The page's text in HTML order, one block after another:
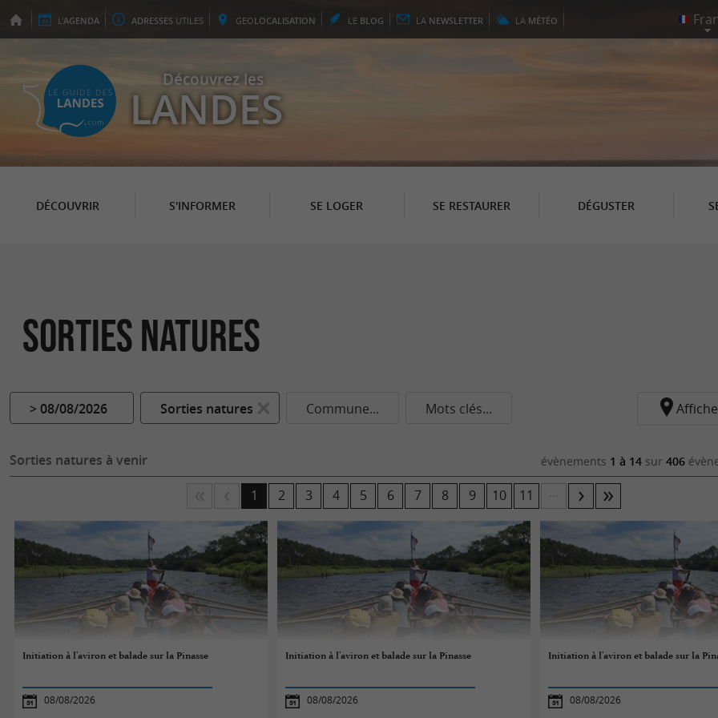
L'AGENDA ADRESSES UTILES GEOLOCALISATION LE BLOG LA NEWSLETTER LA MÉTÉO
Découvrez les
LANDES
DÉCOUVRIR S'INFORMER SE LOGER SE RESTAURER DÉGUSTER
Sorties natures
> 08/08/2026 Sorties natures Commune... Mots clés...
Sorties natures à venir évènements 1 à 14 sur 406
1 2 3 4 5 6 7 8 9 10 11
Initiation à l'aviron et balade sur la Pinasse
08/08/2026
Initiation à l'aviron et balade sur la Pinasse
08/08/2026
Initiation à l'aviron et balade sur la
08/08/2026